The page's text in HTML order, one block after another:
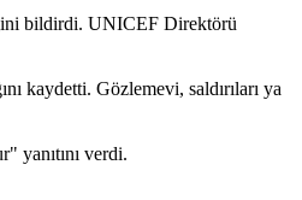
bildirdi. UNICEF Direktörü
kaydetti. Gözlemevi, saldırıları ya
yanıtını verdi.